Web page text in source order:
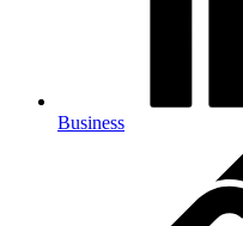
Business